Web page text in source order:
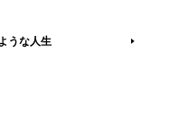
うな人生